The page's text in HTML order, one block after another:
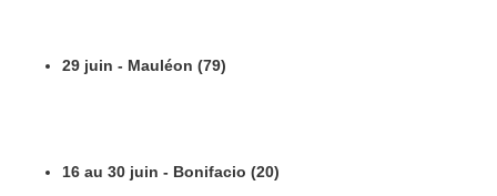
29 juin - Mauléon (79)
16 au 30 juin - Bonifacio (20)